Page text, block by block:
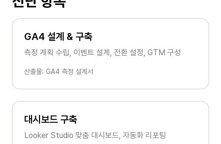
GA4 설계 & 구축
측정 계획 수립, 이벤트 설계, 전환 설정, GTM 구성
산출물: GA4 측정 설계서
대시보드 구축
Looker Studio 맞춤 대시보드, 자동화 리포팅